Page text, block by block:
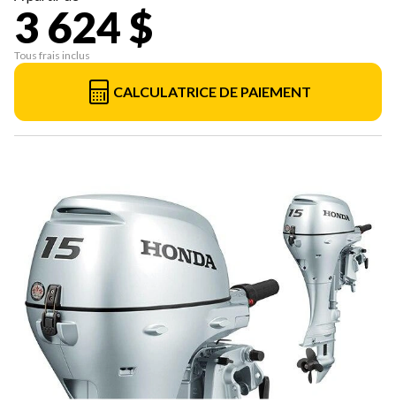
3 624 $
Tous frais inclus
CALCULATRICE DE PAIEMENT